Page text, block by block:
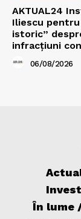
AKTUAL24
Iliescu
istoric”
infracțiuni
06/08/2026
În lume